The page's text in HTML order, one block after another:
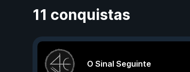
11 conquistas
O Sinal Seguinte